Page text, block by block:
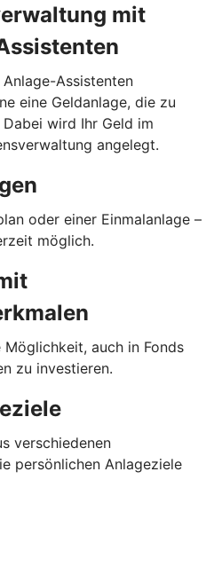
mit
Assistenten
eine Geldanlage, die zu
wird Ihr Geld im
angelegt.
oder einer Einmalanlage –
möglich.
auch in Fonds
zu investieren.
verschiedenen
persönlichen Anlageziele